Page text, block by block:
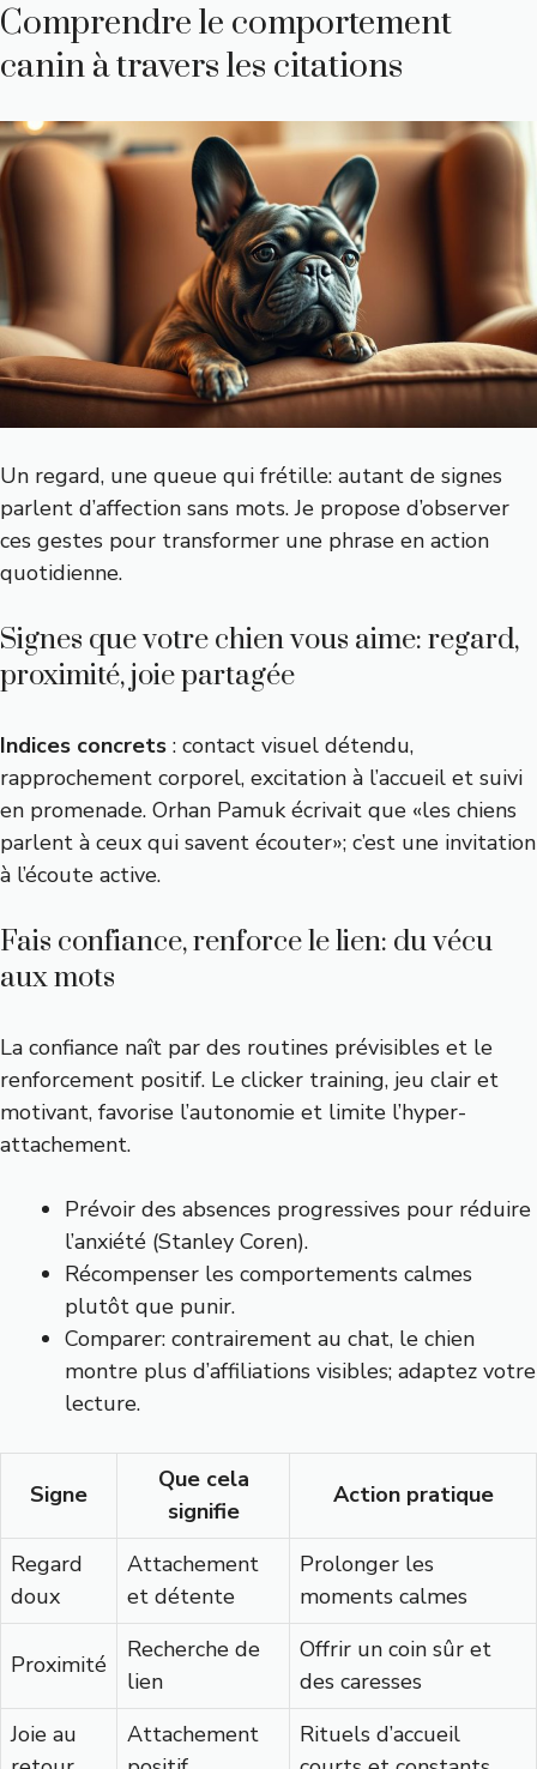
Comprendre le comportement
canin à travers les citations
Un regard, une queue qui frétille: autant de signes
parlent d’affection sans mots. Je propose d’observer
ces gestes pour transformer une phrase en action
quotidienne.
Signes que votre chien vous aime: regard,
proximité, joie partagée
Indices concrets : contact visuel détendu,
rapprochement corporel, excitation à l’accueil et suivi
en promenade. Orhan Pamuk écrivait que «les chiens
parlent à ceux qui savent écouter»; c’est une invitation
à l’écoute active.
Fais confiance, renforce le lien: du vécu
aux mots
La confiance naît par des routines prévisibles et le
renforcement positif. Le clicker training, jeu clair et
motivant, favorise l’autonomie et limite l’hyper-
attachement.
Prévoir des absences progressives pour réduire
l’anxiété (Stanley Coren).
Récompenser les comportements calmes
plutôt que punir.
Comparer: contrairement au chat, le chien
montre plus d’affiliations visibles; adaptez votre
lecture.
Signe
Que cela
signifie
Action pratique
Regard
doux
Attachement
et détente
Prolonger les
moments calmes
Proximité
Recherche de
lien
Offrir un coin sûr et
des caresses
Joie au
Attachement
Rituels d’accueil